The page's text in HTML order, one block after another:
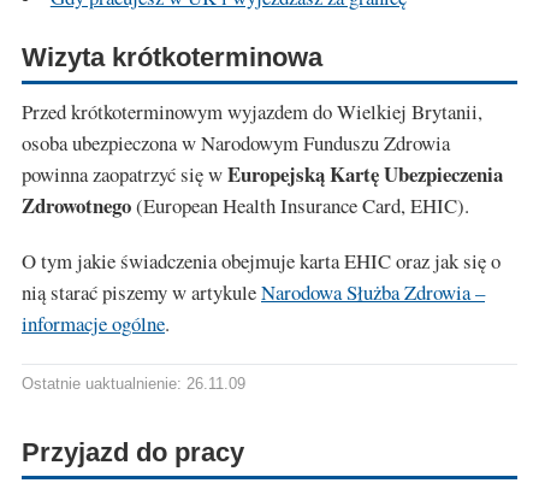
Wizyta krótkoterminowa
Przed krótkoterminowym wyjazdem do Wielkiej Brytanii,
osoba ubezpieczona w Narodowym Funduszu Zdrowia
powinna zaopatrzyć się wEuropejską Kartę Ubezpieczenia
Zdrowotnego(European Health Insurance Card, EHIC).
O tym jakie świadczenia obejmuje karta EHIC oraz jak się o
nią starać piszemy w artykuleNarodowa Służba Zdrowia –
informacje ogólne.
Ostatnie uaktualnienie: 26.11.09
Przyjazd do pracy